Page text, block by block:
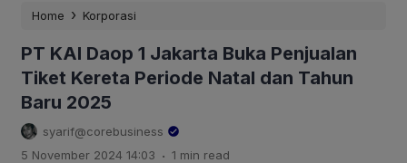
Home › Korporasi
PT KAI Daop 1 Jakarta Buka Penjualan
Tiket Kereta Periode Natal dan Tahun
Baru 2025
syarif@corebusiness
5 November 2024 14:03 . 1 min read